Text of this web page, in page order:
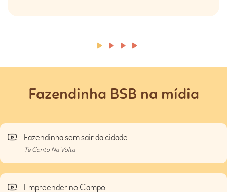
Fazendinha BSB na mídia
Fazendinha sem sair da cidade
Te Conto Na Volta
Empreender no Campo